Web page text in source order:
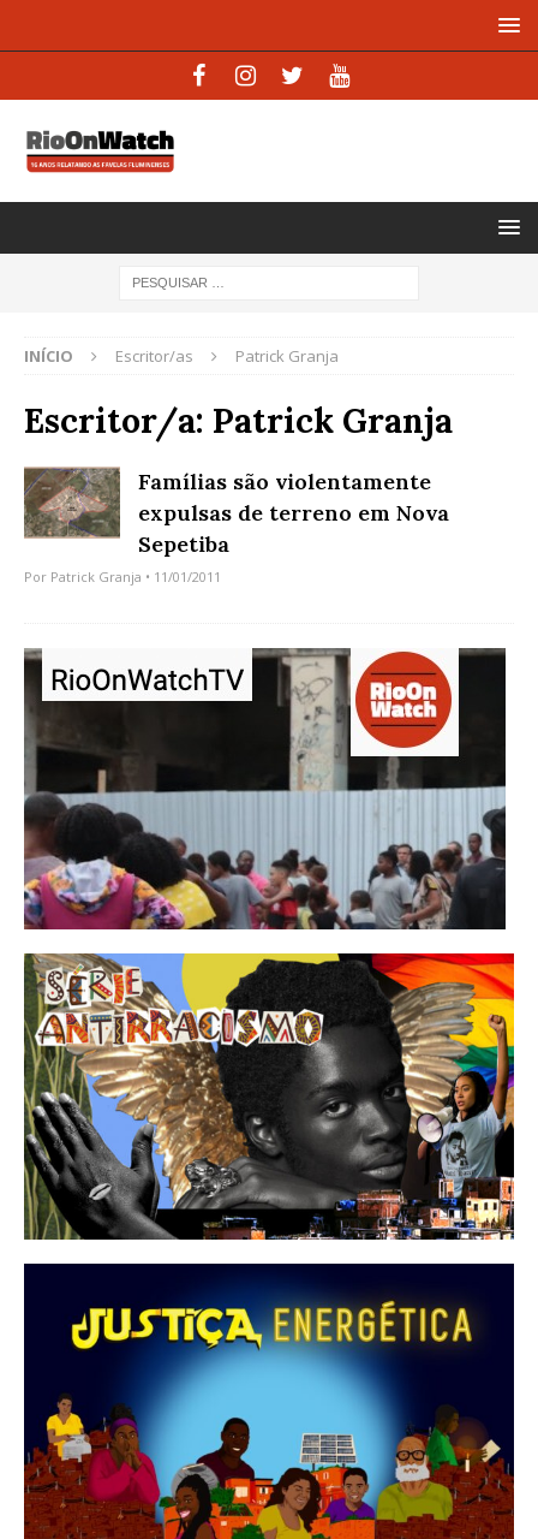
INÍCIO Escritor/as Patrick Granja
Escritor/a: Patrick Granja
Famílias são violentamente
expulsas de terreno em Nova
Sepetiba
Por Patrick Granja • 11/01/2011